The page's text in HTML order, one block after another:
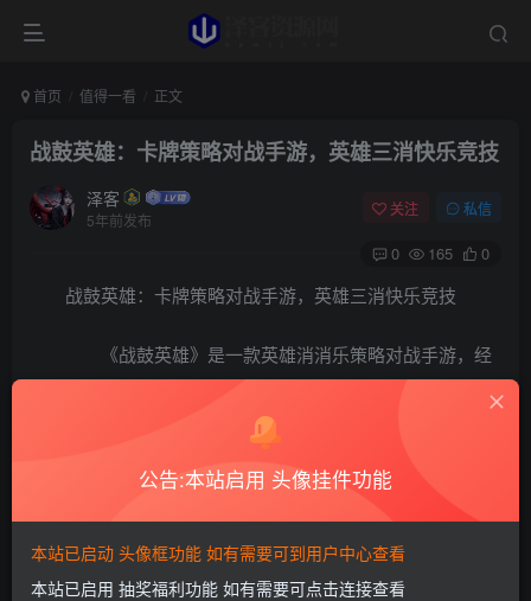
首页 值得一看 正文
战鼓英雄：卡牌策略对战手游，英雄三消快乐竞技
泽客
5年前发布
关注 私信
0 165 0
战鼓英雄：卡牌策略对战手游，英雄三消快乐竞技
《战鼓英雄》是一款英雄消消乐策略对战手游，经
典的欧洲皇室英雄形象，极致休闲的三消连线，独创的逆推
消除机制，让每一步的消除都是“满满的套路”。在战鼓世界
里，玩家将化身为战场指挥官，收集和养成喜爱的英雄，随
时随地和全球玩家一决高下，享受前所未有的爽快消除竞技
公告:本站启用 头像挂件功能
本站已启动 头像框功能 如有需要可到用户中心查看
本站已启用 抽奖福利功能 如有需要可点击连接查看